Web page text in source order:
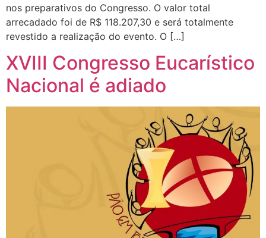
nos preparativos do Congresso. O valor total
arrecadado foi de R$ 118.207,30 e será totalmente
revestido a realização do evento. O […]
XVIII Congresso Eucarístico
Nacional é adiado